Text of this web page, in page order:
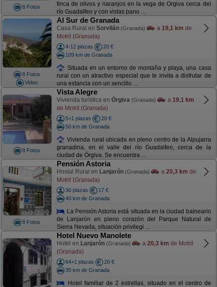
8 Fotos
finca de olivos y naranjos en la vega de Orgiva cerca del
río Guadalfeo y con vistas pano ...
8 Fotos
Video
Al Sur de Granada
Casa Rural en Sorvilán (Granada) a 19,1 km de
Motril (Granada)
4-12 plazas
20 €
109 km de Granada
Situada en un entorno de montaña y playa, una casa
rural con un atractivo especial que te invita a disfrutar de
una estancia con un sencillo ...
8 Fotos
Vista Alegre
Vivienda turística en Órgiva (Granada) a 19,1 km
de Motril (Granada)
5+1 plazas
20 €
50 km de Granada
Vivienda rural ubicada en pleno centro de la Alpujarra
granadina, en el valle del río Guadalfeo, cerca de la
ciudad de Órgiva. Se encuentra ...
8 Fotos
Pensión Astoria
Hostal Rural en Lanjarón (Granada) a 20,3 km de
Motril (Granada)
30 plazas
17 €
40 km de Granada
La Pensión Astoria está situada en la ciudad balneario
de Lanjarón en pleno corazón del Parque Natural de
Sierra Nevada, situación privilegi ...
Hotel Nuevo Manolete
Hotel en Lanjarón (Granada) a 20,3 km de Motril
(Granada)
64+1 plazas
20 €
35 km de Granada
Hotel familiar de 2 estrellas, situado en el centro de